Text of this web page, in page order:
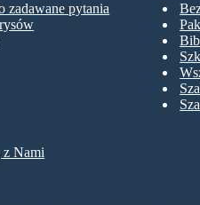
zadawane pytania
z Nami